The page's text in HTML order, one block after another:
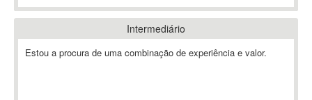
ABAP
Abaqus
ABBYY FineReader
Intermediário
Estou a procura de uma combinação de experiência e valor.